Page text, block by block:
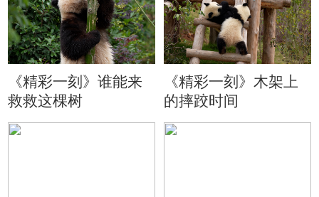
《精彩一刻》谁能来
救救这棵树
《精彩一刻》木架上
的摔跤时间